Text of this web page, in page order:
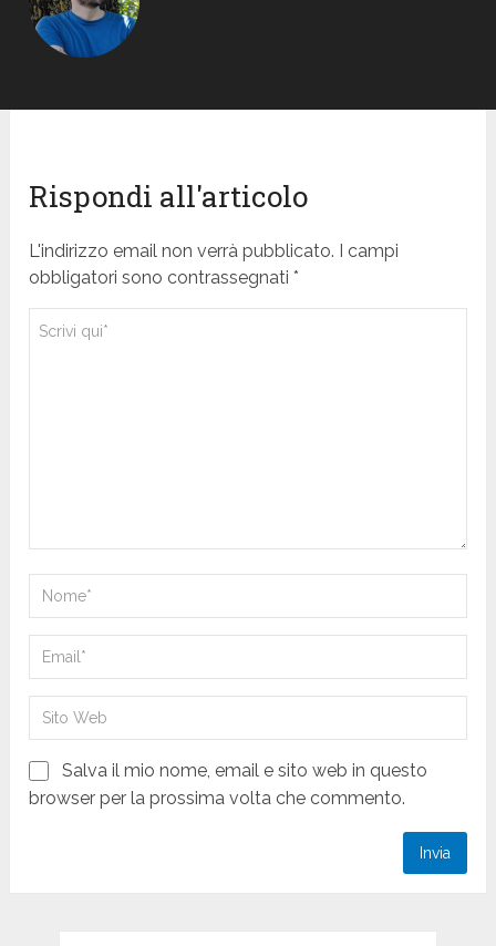
Rispondi all'articolo
L'indirizzo email non verrà pubblicato. I campi
obbligatori sono contrassegnati *
Salva il mio nome, email e sito web in questo
browser per la prossima volta che commento.